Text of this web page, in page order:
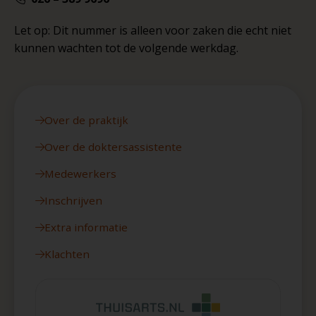
Let op: Dit nummer is alleen voor zaken die echt niet
kunnen wachten tot de volgende werkdag.
Over de praktijk
Over de doktersassistente
Medewerkers
Inschrijven
Extra informatie
Klachten